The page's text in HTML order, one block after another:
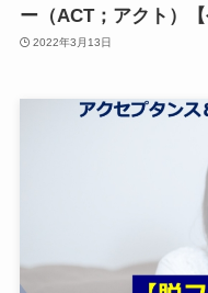
ー（ACT；アクト）
2022年3月13日